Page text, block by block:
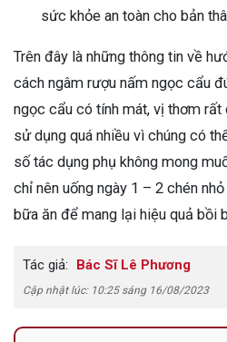
sức khỏe an toàn cho bản
Trên đây là những thông tin về
cách ngâm rượu nấm ngọc cẩu
ngọc cẩu có tính mát, vị thơm rất
sử dụng quá nhiều vì chúng có
số tác dụng phụ không mong
chỉ nên uống ngày 1 – 2 chén
bữa ăn để mang lại hiệu quả bồi
Tác giả: Bác Sĩ Lê Phương
Cập nhật lúc: 10:25 sáng 16/08/2023